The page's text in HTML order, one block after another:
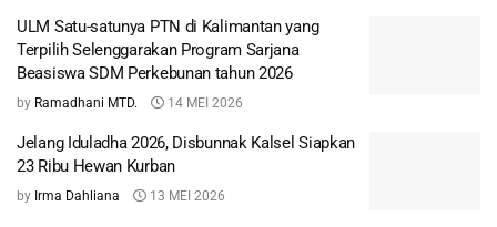
ULM Satu-satunya PTN di Kalimantan yang
Terpilih Selenggarakan Program Sarjana
Beasiswa SDM Perkebunan tahun 2026
by Ramadhani MTD. 14 MEI 2026
Jelang Iduladha 2026, Disbunnak Kalsel Siapkan
23 Ribu Hewan Kurban
by Irma Dahliana 13 MEI 2026